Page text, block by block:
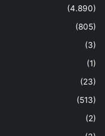
(4.890)
(805)
(3)
(1)
(23)
(513)
(2)